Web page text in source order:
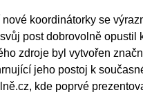
nové koordinátorky se
post dobrovolně opustil
zdroje byl vytvořen
jeho postoj k
kde poprvé